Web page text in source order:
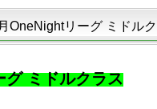
OneNightリーグ ミドル
ミドルクラス